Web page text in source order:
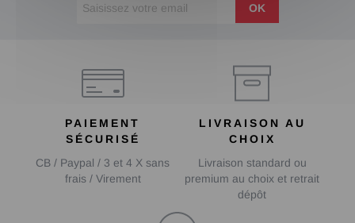
OK
PAIEMENT
SÉCURISÉ
CB / Paypal / 3 et 4 X sans
frais / Virement
LIVRAISON AU
CHOIX
Livraison standard ou
premium au choix et retrait
dépôt